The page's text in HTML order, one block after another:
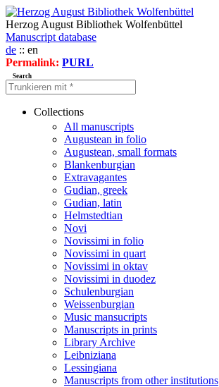
Herzog August Bibliothek Wolfenbüttel
Manuscript database
de :: en
Permalink: PURL
Search
Collections
All manuscripts
Augustean in folio
Augustean, small formats
Blankenburgian
Extravagantes
Gudian, greek
Gudian, latin
Helmstedtian
Novi
Novissimi in folio
Novissimi in quart
Novissimi in oktav
Novissimi in duodez
Schulenburgian
Weissenburgian
Music mansucripts
Manuscripts in prints
Library Archive
Leibniziana
Lessingiana
Manuscripts from other institutions